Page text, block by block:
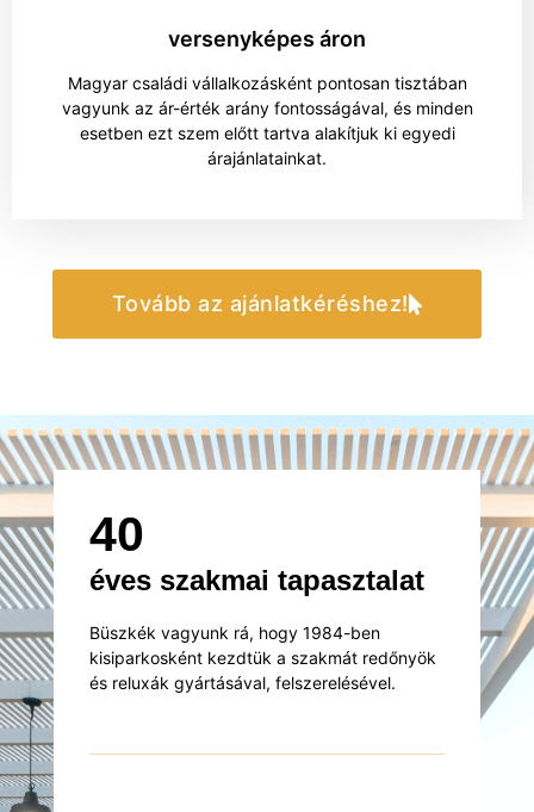
versenyképes áron​
Magyar családi vállalkozásként pontosan tisztában
vagyunk az ár-érték arány fontosságával, és minden
esetben ezt szem előtt tartva alakítjuk ki egyedi
árajánlatainkat.​
Tovább az ajánlatkéréshez!
40
éves szakmai tapasztalat
Büszkék vagyunk rá, hogy 1984-ben
kisiparkosként kezdtük a szakmát redőnyök
és reluxák gyártásával, felszerelésével.